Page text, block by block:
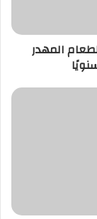
طن من الطعام المهدر